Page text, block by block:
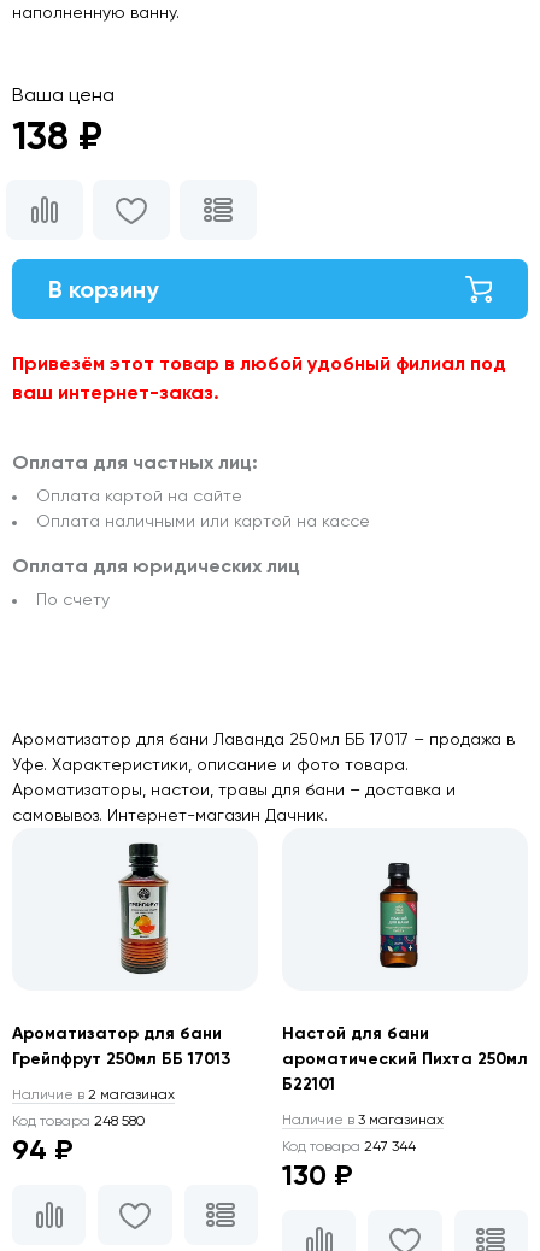
наполненную ванну.
Ваша цена
138 ₽
В корзину
Привезём этот товар в любой удобный филиал под
ваш интернет-заказ.
Оплата для частных лиц:
Оплата картой на сайте
Оплата наличными или картой на кассе
Оплата для юридических лиц
По счету
Ароматизатор для бани Лаванда 250мл ББ 17017 – продажа в
Уфе. Характеристики, описание и фото товара.
Ароматизаторы, настои, травы для бани – доставка и
самовывоз. Интернет-магазин Дачник.
Ароматизатор для бани
Грейпфрут 250мл ББ 17013
Наличие в 2 магазинах
Код товара 248 580
94 ₽
Настой для бани
ароматический Пихта 250мл
Б22101
Наличие в 3 магазинах
Код товара 247 344
130 ₽